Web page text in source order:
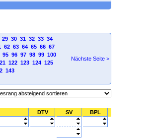
29 30 31 32 33 34
62 63 64 65 66 67
95 96 97 98 99 100
122 123 124 125
143
Nächste Seite >
DTV SV BPL